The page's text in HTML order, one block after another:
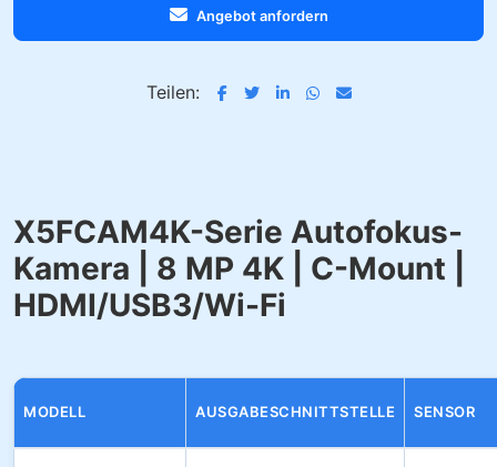
Angebot anfordern
Teilen:
X5FCAM4K-Serie Autofokus-
Kamera | 8 MP 4K | C-Mount |
HDMI/USB3/Wi-Fi
MODELL AUSGABESCHNITTSTELLE SENSOR